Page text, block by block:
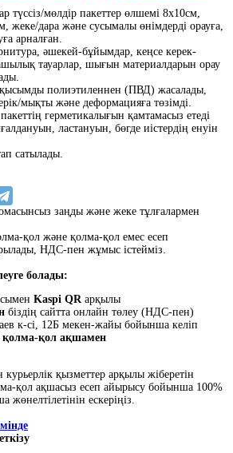
түссіз/мөлдір пакеттер өлшемі 8х10см,
жеке/дара және сусымалы өнімдерді орауға,
арналған.
әшекей-бұйымдар, кеңсе керек-
тауарлар, шығын материалдарын орау
полиэтиленнен (ПВД) жасалады,
мықты және деформацияға төзімді.
герметикалығын қамтамасыз етеді
ластануын, бөгде иістердің енуін
сатылады.
заңды және жеке тұлғалармен
қол және қолма-қол емес есеп
НДС-пен жұмыс істейміз.
болады:
Kaspi QRарқылы
біздің сайтта онлайн төлеу (НДС-пен)
к-сі, 12Б мекен-жайы бойынша келіп
қолма-қол ақшамен
қызметтер арқылы жіберетін
қол ақшасыз есеп айырысу бойынша 100%
ескеріңіз.